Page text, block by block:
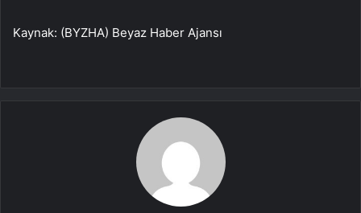
Kaynak: (BYZHA) Beyaz Haber Ajansı